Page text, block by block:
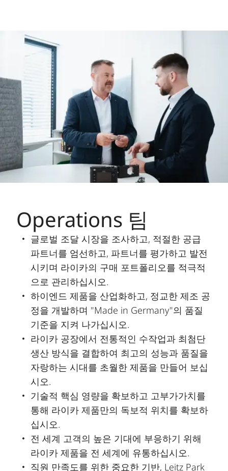
Operations 팀
글로벌 조달 시장을 조사하고, 적절한 공급
파트너를 엄선하고, 파트너를 평가하고 발전
시키며 라이카의 구매 포트폴리오를 적극적
으로 관리하십시오.
하이엔드 제품을 산업화하고, 정교한 제조 공
정을 개발하며 "Made in Germany"의 품질
기준을 지켜 나가십시오.
라이카 공장에서 전통적인 수작업과 최첨단
생산 방식을 결합하여 최고의 성능과 품질을
자랑하는 시대를 초월한 제품을 만들어 보십
시오.
기술적 핵심 영량을 확보하고 고부가가치를
통해 라이카 제품만의 독보적 위치를 확보하
십시오.
전 세계 고객의 높은 기대에 부응하기 위해
라이카 제품을 전 세계에 유통하십시오.
직원 만족도를 위한 중요한 기반, Leitz Park